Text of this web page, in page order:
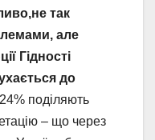
не так
але
Гідності
до
поділяють
– що через